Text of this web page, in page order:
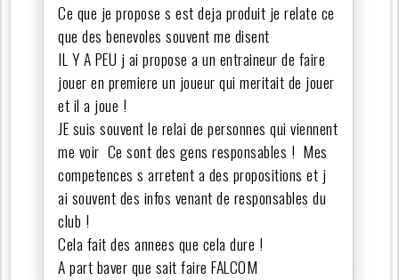
Ce que je propose s est deja produit je relate ce
que des benevoles souvent me disent
IL Y A PEU j ai propose a un entraineur de faire
jouer en premiere un joueur qui meritait de jouer
et il a joue !
JE suis souvent le relai de personnes qui viennent
me voir Ce sont des gens responsables ! Mes
competences s arretent a des propositions et j
ai souvent des infos venant de responsables du
club !
Cela fait des annees que cela dure !
A part baver que sait faire FALCOM